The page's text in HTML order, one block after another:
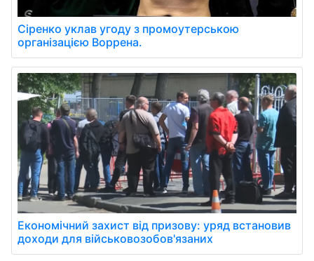
Сіренко уклав угоду з промоутерською
організацією Воррена.
Економічний захист від призову: уряд встановив
доходи для військовозобов'язаних